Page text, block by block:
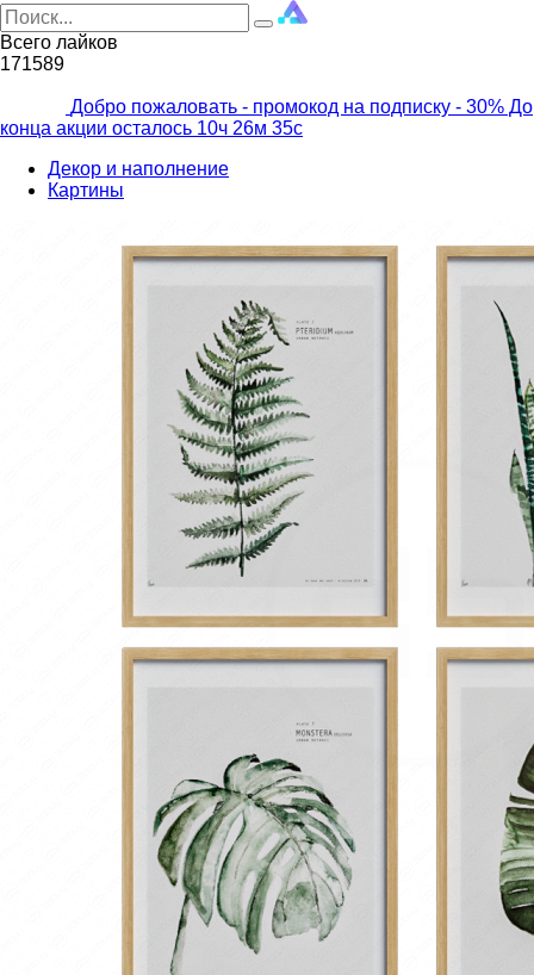
Всего лайков
171589
Добро пожаловать - промокод на подписку - 30% До
конца акции осталось 10ч 26м 33с
Декор и наполнение
Картины